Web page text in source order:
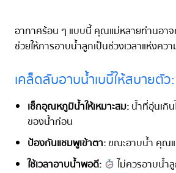
อากาศร้อน ๆ แบบนี้ คุณแม่หลายท่านอาจ
ช่วยให้การอาบน้ำลูกเป็นช่วงเวลาแห่งค
เคล็ดลับอาบน้ำเบบี๋ให้สบายตัว:
เช็กอุณหภูมิน้ำให้เหมาะสม:น้ำที่อุ่นเกิ
ของน้ำก่อน
ป้องกันแชมพูเข้าตา:ขณะอาบน้ำ คุณแ
ใช้เวลาอาบน้ำพอดี:
ไม่ควรอาบน้ำ